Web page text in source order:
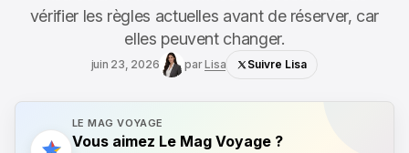
vérifier les règles actuelles avant de réserver, car
elles peuvent changer.
juin 23, 2026 parLisa Suivre Lisa
LE MAG VOYAGE
Vous aimez Le Mag Voyage ?